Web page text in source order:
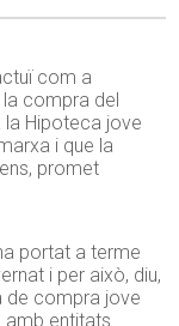
com a
compra del
la Hipoteca jove
i que la
promet
portat a terme
i per això, diu,
de compra jove
amb entitats